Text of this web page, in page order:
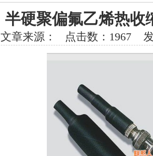
半硬聚偏氟乙烯热收
文章来源： 点击数：1967 发